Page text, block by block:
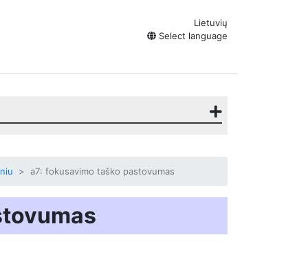
Lietuvių
Select language
a7: fokusavimo taško pastovumas